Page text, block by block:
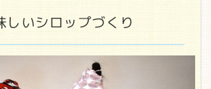
しいシロップづくり